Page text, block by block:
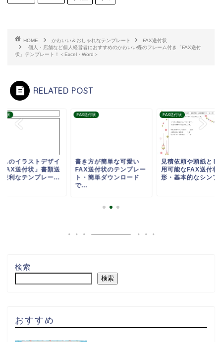
HOME かわいい＆おしゃれなテンプレート
FAX送付状
個人・店舗など個人経営者におすすめのかわいい蝶のフレーム付き「FAX送付
状」テンプレート！＜Excel・Word＞
RELATED POST
付状
んのイラストデザイ
FAX送付状」書類送
便利なテンプレー...
FAX送付状
書き方が簡単な可愛い
FAX送付状のテンプレー
ト・簡単ダウンロード
で...
FAX送付状
見積依頼や頭紙とし
用可能なFAX送付状
形・基本的なシンプ
検索
検索
おすすめ